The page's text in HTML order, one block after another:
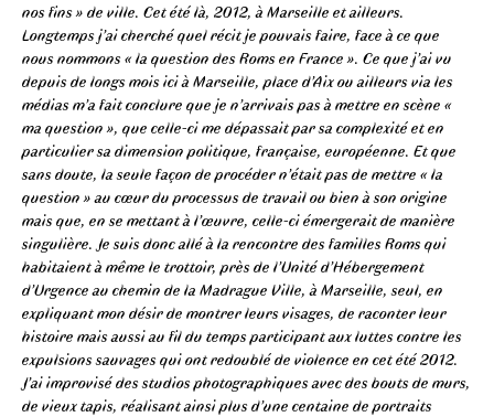
nos fins » de ville. Cet été là, 2012, à Marseille et ailleurs.
Longtemps j’ai cherché quel récit je pouvais faire, face à ce que
nous nommons « la question des Roms en France ». Ce que j’ai vu
depuis de longs mois ici à Marseille, place d’Aix ou ailleurs via les
médias m’a fait conclure que je n’arrivais pas à mettre en scène «
ma question », que celle-ci me dépassait par sa complexité et en
particulier sa dimension politique, française, européenne. Et que
sans doute, la seule façon de procéder n’était pas de mettre « la
question » au cœur du processus de travail ou bien à son origine
mais que, en se mettant à l’œuvre, celle-ci émergerait de manière
singulière. Je suis donc allé à la rencontre des familles Roms qui
habitaient à même le trottoir, près de l’Unité d’Hébergement
d’Urgence au chemin de la Madrague Ville, à Marseille, seul, en
expliquant mon désir de montrer leurs visages, de raconter leur
histoire mais aussi au fil du temps participant aux luttes contre les
expulsions sauvages qui ont redoublé de violence en cet été 2012.
J’ai improvisé des studios photographiques avec des bouts de murs,
de vieux tapis, réalisant ainsi plus d’une centaine de portraits